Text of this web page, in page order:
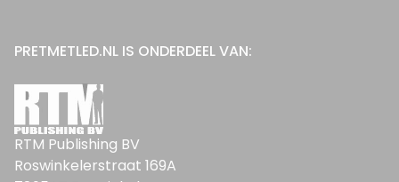
PRETMETLED.NL IS ONDERDEEL VAN:
RTM Publishing BV
Roswinkelerstraat 169A